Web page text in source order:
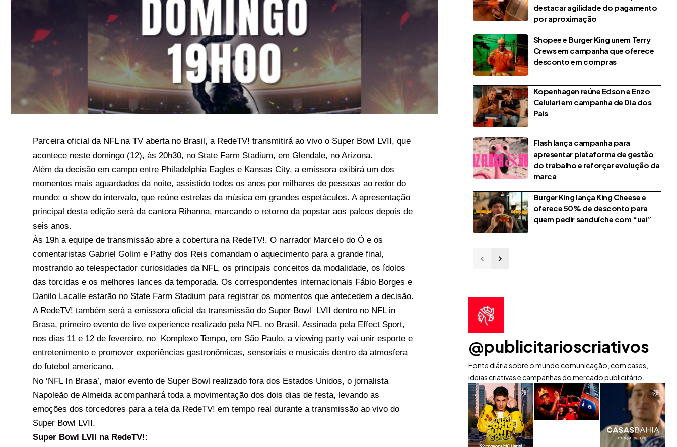
Parceira oficial da NFL na TV aberta no Brasil, a RedeTV! transmitirá ao vivo o Super Bowl LVII, que
acontece neste domingo (12), às 20h30, no State Farm Stadium, em Glendale, no Arizona.
Além da decisão em campo entre Philadelphia Eagles e Kansas City, a emissora exibirá um dos
momentos mais aguardados da noite, assistido todos os anos por milhares de pessoas ao redor do
mundo: o show do intervalo, que reúne estrelas da música em grandes espetáculos. A apresentação
principal desta edição será da cantora Rihanna, marcando o retorno da popstar aos palcos depois de
seis anos.
Às 19h a equipe de transmissão abre a cobertura na RedeTV!. O narrador Marcelo do Ó e os
comentaristas Gabriel Golim e Pathy dos Reis comandam o aquecimento para a grande final,
mostrando ao telespectador curiosidades da NFL, os principais conceitos da modalidade, os ídolos
das torcidas e os melhores lances da temporada. Os correspondentes internacionais Fábio Borges e
Danilo Lacalle estarão no State Farm Stadium para registrar os momentos que antecedem a decisão.
A RedeTV! também será a emissora oficial da transmissão do Super Bowl LVII dentro no NFL in
Brasa, primeiro evento de live experience realizado pela NFL no Brasil. Assinada pela Effect Sport,
nos dias 11 e 12 de fevereiro, no Komplexo Tempo, em São Paulo, a viewing party vai unir esporte e
entretenimento e promover experiências gastronômicas, sensoriais e musicais dentro da atmosfera
do futebol americano.
No ‘NFL In Brasa’, maior evento de Super Bowl realizado fora dos Estados Unidos, o jornalista
Napoleão de Almeida acompanhará toda a movimentação dos dois dias de festa, levando as
emoções dos torcedores para a tela da RedeTV! em tempo real durante a transmissão ao vivo do
Super Bowl LVII.
Super Bowl LVII na RedeTV!:
destacar agilidade do pagamento
por aproximação
Shopee e Burger King unem Terry
Crews em campanha que oferece
desconto em compras
Kopenhagen reúne Edson e Enzo
Celulari em campanha de Dia dos
Pais
Flash lança campanha para
apresentar plataforma de gestão
do trabalho e reforçar evolução da
marca
Burger King lança King Cheese e
oferece 50% de desconto para
quem pedir sanduíche com “uai”
@publicitarioscriativos
Fonte diária sobre o mundo comunicação, com cases,
ideias criativas e campanhas do mercado publicitário.